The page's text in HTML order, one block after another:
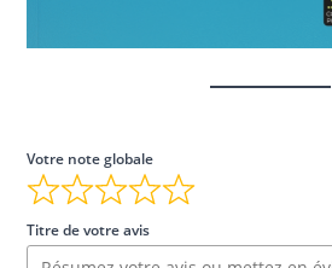
Votre note globale
Titre de votre avis